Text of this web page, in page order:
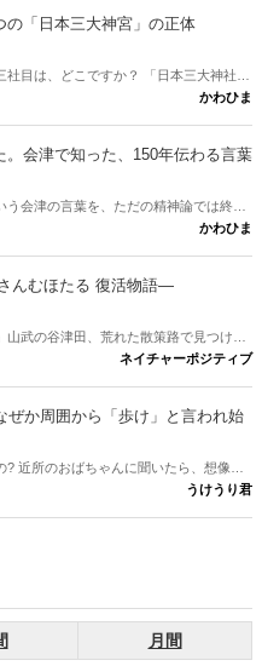
日本にいながら本場に迫れる楽しみ方
の「日本三大神宮」の正体
目は、どこですか？ 「日本三大神社の
な疑問に、古事記と日本書紀から答えが
れど古典をたどると、奈良に眠る意外な
くなりますね。
かわひま
。会津で知った、150年伝わる言葉
う会津の言葉を、ただの精神論では終わ
「理屈抜きでダメ」という解釈は、実は
を打つのか。その正体と、会津観光に出
たいと思います。
かわひま
を、もう一度 ―さんむほたる 復活物語―
山武の谷津田、荒れた散策路で見つけ
の小さな光から、世代を越えて受け継が
物は仮名で、一部に脚色を含みます。
ネイチャーポジティブ
ぜか周囲から「歩け」と言われ始
近所のおばちゃんに聞いたら、想像の
まま歩いていた男が、ついに「理由」を
うけうり君
月間